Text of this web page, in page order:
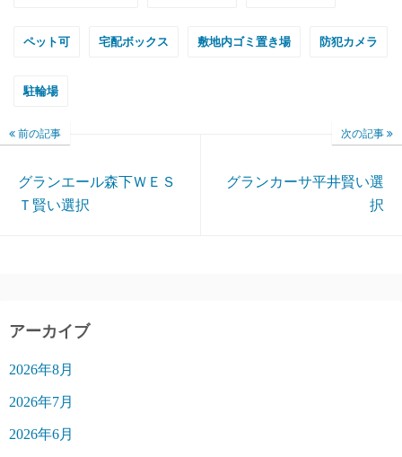
ペット可 宅配ボックス 敷地内ゴミ置き場 防犯カメラ
駐輪場
前の記事
グランエール森下ＷＥＳ
Ｔ賢い選択
次の記事
グランカーサ平井賢い選
択
アーカイブ
2026年8月
2026年7月
2026年6月